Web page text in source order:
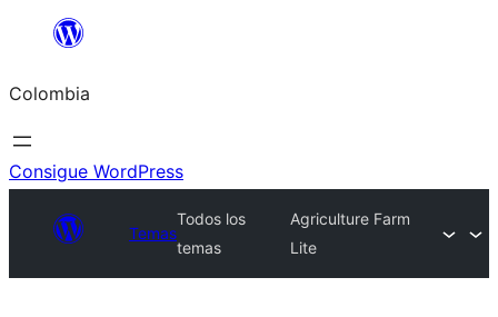
Saltar
contenido
Colombia
Consigue WordPress
Temas
Todos los
temas
Agriculture Farm
Lite